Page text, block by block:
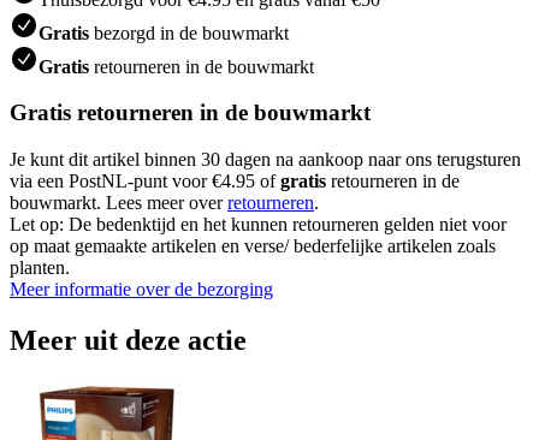
Gratis bezorgd in de bouwmarkt
Gratis retourneren in de bouwmarkt
Gratis retourneren in de bouwmarkt
Je kunt dit artikel binnen 30 dagen na aankoop naar ons terugsturen
via een PostNL-punt voor €4.95 ofgratis retourneren in de
bouwmarkt. Lees meer overretourneren.
Let op: De bedenktijd en het kunnen retourneren gelden niet voor
op maat gemaakte artikelen en verse/ bederfelijke artikelen zoals
planten.
Meer informatie over de bezorging
Meer uit deze actie